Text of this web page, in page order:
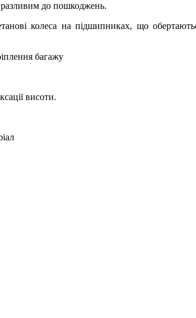
до пошкоджень.
колеса на підшипниках, що
багажу
висоти.